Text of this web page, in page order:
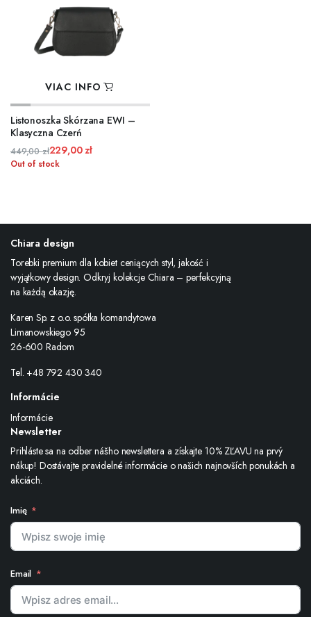
VIAC INFO
Listonoszka Skórzana EWI –
Klasyczna Czerń
449,00zł
Pôvodná
229,00zł
Aktuálna
Out of stock
Chiara design
Torebki premium dla kobiet ceniących styl, jakość i
wyjątkowy design. Odkryj kolekcje Chiara – perfekcyjną
na każdą okazję.
Karen Sp. z o.o. spółka komandytowa
Limanowskiego 95
26-600 Radom
Tel. +48 792 430 340
Informácie
Informácie
Newsletter
Prihláste sa na odber nášho newslettera a získajte 10% ZĽAVU na prvý
nákup! Dostávajte pravidelné informácie o našich najnovších ponukách a
akciách.
Imię
Email